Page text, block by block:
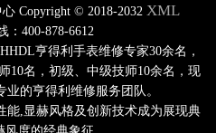
Copyright © 2018-2032 XML
：400-878-6612
亨得利手表维修专家30余名，
10名，初级、中级技师10余名，现
的亨得利维修服务团队。
能,显赫风格及创新技术成为展现典